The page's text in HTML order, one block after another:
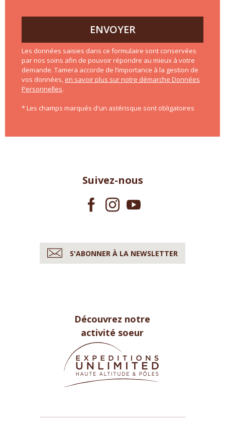
ENVOYER
Les données saisies dans ce formulaire sont conservées
par nos soins afin de pouvoir répondre au mieux à votre
demande. Tamera accorde de l’importance à la gestion de
vos données, en savoir plus sur notre démarche Données
Personnelles.
* Les champs marqués d'un astérisque sont obligatoires
Suivez-nous
S'ABONNER À LA NEWSLETTER
Découvrez notre
activité soeur